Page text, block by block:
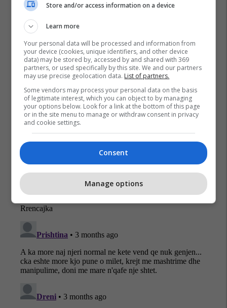
Ambasada Britanike Në Kosovë
Pergenjeshtrim
Presidente
Albin Kurti Lvv Feride Rushiti
Store and/or access information on a device
Learn more
Your personal data will be processed and information from
your device (cookies, unique identifiers, and other device
data) may be stored by, accessed by and shared with 369
partners, or used specifically by this site. We and our partners
may use precise geolocation data. List of partners.
Some vendors may process your personal data on the basis
of legitimate interest, which you can object to by managing
your options below. Look for a link at the bottom of this page
or in the site menu to manage or withdraw consent in privacy
and cookie settings.
Consent
Manage options